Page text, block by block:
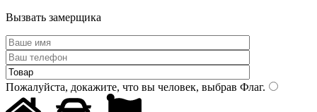
Вызвать замерщика
Пожалуйста, докажите, что вы человек, выбрав Флаг.